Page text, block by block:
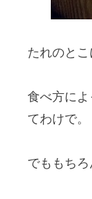
たれのとこ
食べ方に
てわけで。
でももちろ